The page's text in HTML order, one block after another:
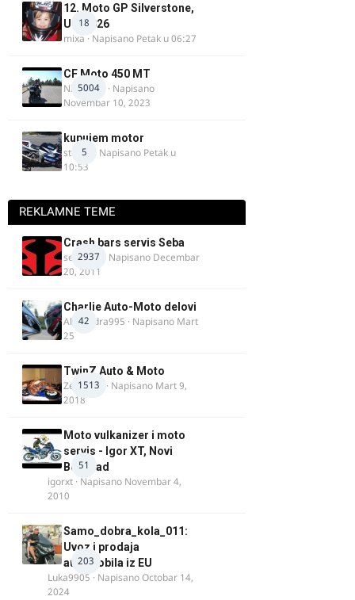
18
12. Moto GP Silverstone,
UK, 2026
mixa · Napisano Petak u 06:27
5004
CF Moto 450 MT
NIKOLA 1
· Napisano
Novembar 10, 2023
5
kupujem motor
strugo · Napisano Petak u
10:53
REKLAMNE TEME
2937
Crash bars servis Seba
seba011 · Napisano Decembar
20, 2011
42
Charlie Auto-Moto delovi
Alexandra995 · Napisano Mart
25
1513
TwinZ Auto & Moto
Zeljkamp · Napisano Mart 9,
2018
51
Moto vulkanizer i moto
servis - Igor XT, Novi
Beograd
igorxt · Napisano Novembar 4,
2010
203
Samo_dobra_kola_011:
Uvoz i prodaja
automobila iz EU
Luka9905 · NapisanoOctobar 14,
2024